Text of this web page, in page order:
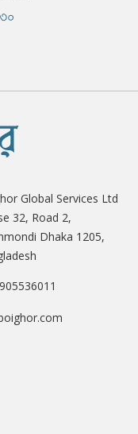
Global Services Ltd
32, Road 2,
Dhaka 1205,